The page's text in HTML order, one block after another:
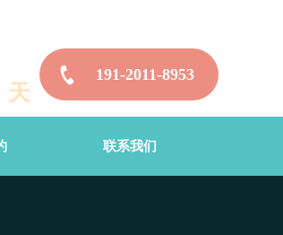
191-2011-8953
天
联系我们